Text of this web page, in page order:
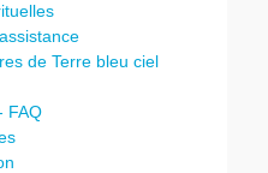
de Terre bleu ciel
FAQ